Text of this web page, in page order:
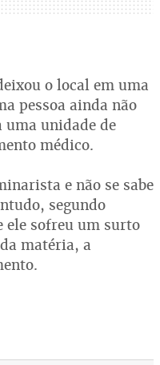
o local em uma
pessoa ainda não
unidade de
médico.
e não se sabe
segundo
ele sofreu um surto
matéria, a